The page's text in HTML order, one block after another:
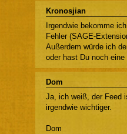
Kronosjian
Irgendwie bekomme
Fehler (SAGE-
Außerdem würde ich
oder hast Du noch
Dom
Ja, ich weiß, der Feed
irgendwie wichtiger.
Dom